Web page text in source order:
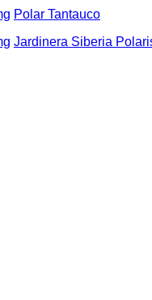
Polar Tantauco
Jardinera Siberia